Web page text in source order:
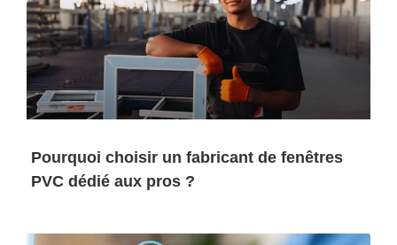
Pourquoi choisir un fabricant de fenêtres
PVC dédié aux pros ?